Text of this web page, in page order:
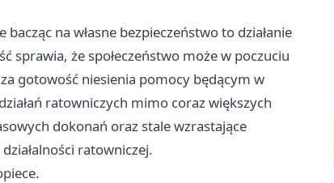
na własne bezpieczeństwo to działanie
sprawia, że społeczeństwo może w poczuciu
gotowość niesienia pomocy będącym w
ratowniczych mimo coraz większych
dokonań oraz stale wzrastające
ratowniczej.